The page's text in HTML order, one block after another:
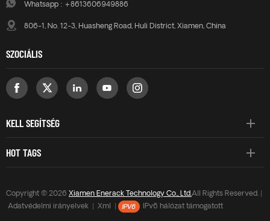
Whatsapp : +8613606949886
806-1, No. 12-3, Huasheng Road, Huli District, Xiamen, China
SZOCIÁLIS
KELL SEGÍTSÉG
HOT TAGS
Copyright © 2026 Xiamen Enerack Technology Co., Ltd.All Rights Reserved. |
Adatvédelmi irányelvek
Xml IPv6 hálózat támogatott